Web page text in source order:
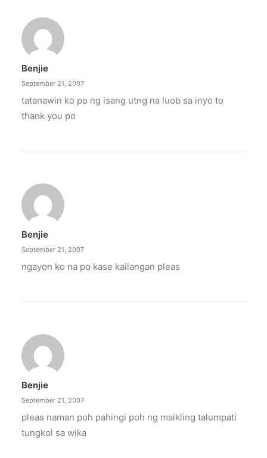
Benjie
September 21, 2007
tatanawin ko po ng isang utng na luob sa inyo to
thank you po
Benjie
September 21, 2007
ngayon ko na po kase kailangan pleas
Benjie
September 21, 2007
pleas naman poh pahingi poh ng maikling talumpati
tungkol sa wika